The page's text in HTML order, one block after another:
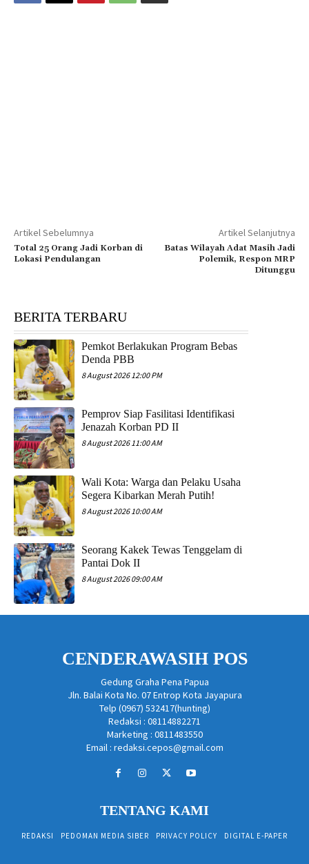
Artikel Sebelumnya
Total 25 Orang Jadi Korban di
Lokasi Pendulangan
Artikel Selanjutnya
Batas Wilayah Adat Masih Jadi
Polemik, Respon MRP
Ditunggu
BERITA TERBARU
Pemkot Berlakukan Program Bebas
Denda PBB
8 August 2026 12:00 PM
Pemprov Siap Fasilitasi Identifikasi
Jenazah Korban PD II
8 August 2026 11:00 AM
Wali Kota: Warga dan Pelaku Usaha
Segera Kibarkan Merah Putih!
8 August 2026 10:00 AM
Seorang Kakek Tewas Tenggelam di
Pantai Dok II
8 August 2026 09:00 AM
CENDERAWASIH POS
Gedung Graha Pena Papua
Jln. Balai Kota No. 07 Entrop Kota Jayapura
Telp (0967) 532417(hunting)
Redaksi : 08114882271
Marketing : 0811483550
Email : redaksi.cepos@gmail.com
TENTANG KAMI
REDAKSI PEDOMAN MEDIA SIBER PRIVACY POLICY DIGITAL E-PAPER